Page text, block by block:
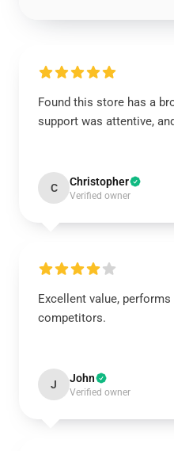
Found this store has a
support was attentive,
C Christopher
Verified owner
Excellent value,
competitors.
J John
Verified owner